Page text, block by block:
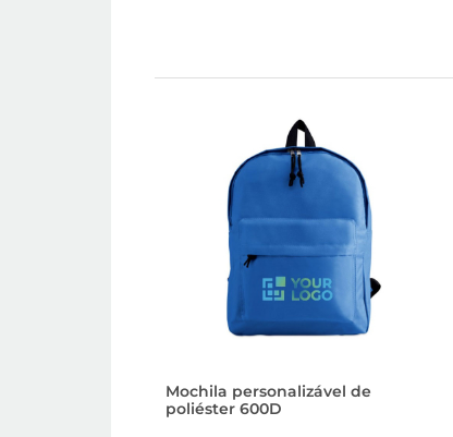
Mochila personalizável de
poliéster 600D